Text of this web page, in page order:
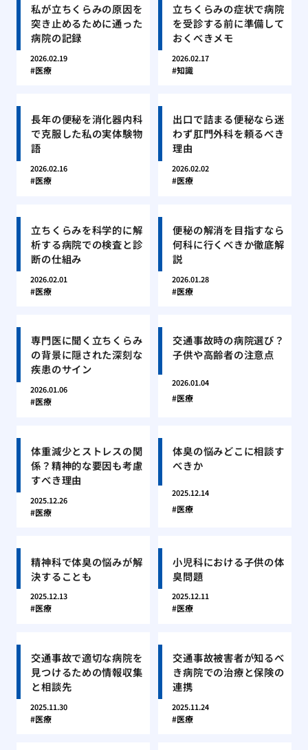
私が立ちくらみの原因を
突き止めるために通った
病院の記録
2026.02.19
医療
立ちくらみの症状で病院
を受診する前に準備して
おくべきメモ
2026.02.17
知識
長年の便秘を消化器内科
で克服した私の実体験物
語
2026.02.16
医療
出口で詰まる便秘なら迷
わず肛門外科を頼るべき
理由
2026.02.02
医療
立ちくらみを科学的に解
析する病院での検査と診
断の仕組み
2026.02.01
医療
便秘の解消を目指すなら
何科に行くべきか徹底解
説
2026.01.28
医療
専門医に聞く立ちくらみ
の背景に隠された深刻な
疾患のサイン
2026.01.06
医療
交通事故時の病院選び？
子供や高齢者の注意点
2026.01.04
医療
体重減少とストレスの関
係？精神的な要因も考慮
すべき理由
2025.12.26
医療
体臭の悩みどこに相談す
べきか
2025.12.14
医療
精神科で体臭の悩みが解
決することも
2025.12.13
医療
小児科における子供の体
臭問題
2025.12.11
医療
交通事故で適切な病院を
見つけるための情報収集
と相談先
2025.11.30
医療
交通事故被害者が知るべ
き病院での治療と保険の
連携
2025.11.24
医療